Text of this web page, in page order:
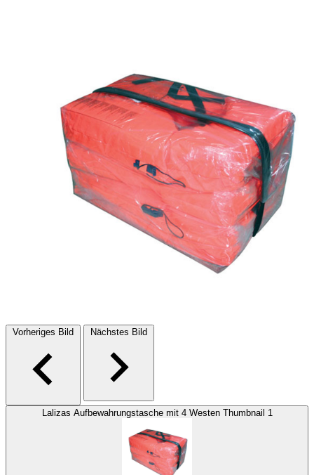
Vorheriges Bild Nächstes Bild
Lalizas Aufbewahrungstasche mit 4 Westen Thumbnail 1